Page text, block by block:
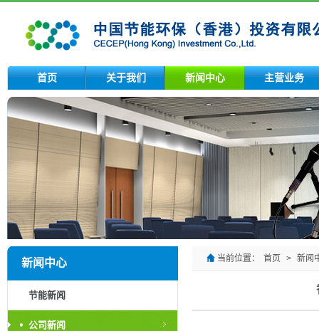
首页 关于我们 新闻中心 主营业务
新闻中心
节能新闻
公司新闻
当前位置： 首页 > 新闻